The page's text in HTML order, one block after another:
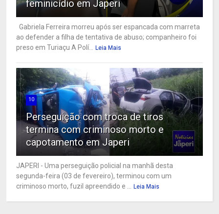
feminicídio em Japeri
Gabriela Ferreira morreu após ser espancada com marreta
ao defender a filha de tentativa de abuso; companheiro foi
preso em Turiaçu A Polí...
Leia Mais
10
Perseguição com troca de tiros
termina com criminoso morto e
capotamento em Japeri
JAPERI - Uma perseguição policial na manhã desta
segunda-feira (03 de fevereiro), terminou com um
criminoso morto, fuzil apreendido e ...
Leia Mais